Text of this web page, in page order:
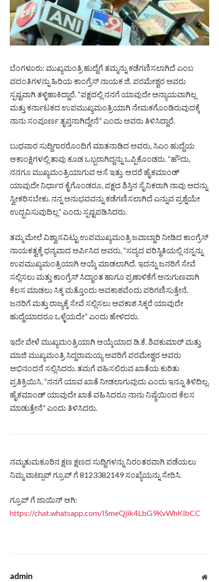
ಬೆಂಗಳೂರು: ಮುಖ್ಯಮಂತ್ರಿ ಹುದ್ದೆಗೆ ತಮ್ಮನ್ನು ಕಡೆಗಣಿಸಲಾಗಿದೆ ಎಂಬ
ವದಂತಿಗಳನ್ನು ಹಿರಿಯ ಕಾಂಗ್ರೆಸ್ ನಾಯಕ ಜಿ. ಪರಮೇಶ್ವರ ಅವರು
ಸ್ಪಷ್ಟವಾಗಿ ತಳ್ಳಿಹಾಕಿದ್ದಾರೆ. “ಪಕ್ಷದಲ್ಲಿ ನನಗೆ ಯಾವುದೇ ಅನ್ಯಾಯವಾಗಿಲ್ಲ
ಮತ್ತು ಕರ್ನಾಟಕದ ಉಪಮುಖ್ಯಮಂತ್ರಿಯಾಗಿ ನೇಮಕಗೊಂಡಿರುವುದಕ್ಕೆ
ನಾನು ಸಂಪೂರ್ಣ ತೃಪ್ತನಾಗಿದ್ದೇನೆ” ಎಂದು ಅವರು ತಿಳಿಸಿದ್ದಾರೆ.
ಬುಧವಾರ ಸುದ್ದಿಗಾರರೊಂದಿಗೆ ಮಾತನಾಡಿದ ಅವರು, ಸಿಎಂ ಹುದ್ದೆಯ
ಆಕಾಂಕ್ಷಿಗಳಲ್ಲಿ ತಾವು ಕೂಡ ಒಬ್ಬರಾಗಿದ್ದನ್ನು ಒಪ್ಪಿಕೊಂಡರು. “ಹೌದು,
ನನಗೂ ಮುಖ್ಯಮಂತ್ರಿಯಾಗುವ ಆಸೆ ಇತ್ತು. ಆದರೆ ಹೈಕಮಾಂಡ್
ಯಾವುದೇ ನಿರ್ಧಾರ ಕೈಗೊಂಡರೂ, ಪಕ್ಷದ ಶಿಸ್ತಿನ ಸೈನಿಕರಾಗಿ ನಾವು ಅದನ್ನು
ಸ್ವೀಕರಿಸಬೇಕು. ನನ್ನ ಅನುಭವವನ್ನು ಕಡೆಗಣಿಸಲಾಗಿದೆ ಎನ್ನುವ ಪ್ರಶ್ನೆಯೇ
ಉದ್ಭವಿಸುವುದಿಲ್ಲ” ಎಂದು ಸ್ಪಷ್ಟಪಡಿಸಿದರು.
ತಮ್ಮ ಮೇಲೆ ವಿಶ್ವಾಸವಿಟ್ಟು ಉಪಮುಖ್ಯಮಂತ್ರಿ ಜವಾಬ್ದಾರಿ ನೀಡಿದ ಕಾಂಗ್ರೆಸ್
ನಾಯಕತ್ವಕ್ಕೆ ಧನ್ಯವಾದ ಅರ್ಪಿಸಿದ ಅವರು, “ಸದ್ಯದ ಪರಿಸ್ಥಿತಿಯಲ್ಲಿ ನನ್ನನ್ನು
ಉಪಮುಖ್ಯಮಂತ್ರಿಯಾಗಿ ಆಯ್ಕೆ ಮಾಡಲಾಗಿದೆ. ಇದನ್ನು ಜನರಿಗೆ ಸೇವೆ
ಸಲ್ಲಿಸಲು ಮತ್ತು ಕಾಂಗ್ರೆಸ್ ಸಿದ್ಧಾಂತ ಹಾಗೂ ಪ್ರಣಾಳಿಕೆಗೆ ಅನುಗುಣವಾಗಿ
ಕೆಲಸ ಮಾಡಲು ಸಿಕ್ಕ ಮತ್ತೊಂದು ಅವಕಾಶವೆಂದು ಪರಿಗಣಿಸುತ್ತೇನೆ.
ಜನರಿಗೆ ಮತ್ತು ರಾಜ್ಯಕ್ಕೆ ಸೇವೆ ಸಲ್ಲಿಸಲು ಅವಕಾಶ ಸಿಕ್ಕರೆ ಯಾವುದೇ
ಹುದ್ದೆಯಾದರೂ ಒಳ್ಳೆಯದೇ” ಎಂದು ಹೇಳಿದರು.
ಇದೇ ವೇಳೆ ಮುಖ್ಯಮಂತ್ರಿಯಾಗಿ ಆಯ್ಕೆಯಾದ ಡಿ.ಕೆ. ಶಿವಕುಮಾರ್ ಮತ್ತು
ಮಾಜಿ ಮುಖ್ಯಮಂತ್ರಿ ಸಿದ್ದರಾಮಯ್ಯ ಅವರಿಗೆ ಪರಮೇಶ್ವರ ಅವರು
ಅಭಿನಂದನೆ ಸಲ್ಲಿಸಿದರು. ತಮಗೆ ವಹಿಸಲಿರುವ ಖಾತೆಯ ಕುರಿತು
ಪ್ರತಿಕ್ರಿಯಿಸಿ, “ನನಗೆ ಯಾವ ಖಾತೆ ನೀಡಲಾಗುವುದು ಎಂದು ಇನ್ನೂ ತಿಳಿದಿಲ್ಲ.
ಹೈಕಮಾಂಡ್ ಯಾವುದೇ ಖಾತೆ ವಹಿಸಿದರೂ ನಾನು ನಿಷ್ಠೆಯಿಂದ ಕೆಲಸ
ಮಾಡುತ್ತೇನೆ” ಎಂದು ತಿಳಿಸಿದರು.
ನಮ್ಮತುಮಕೂರಿನ ಕ್ಷಣ ಕ್ಷಣದ ಸುದ್ದಿಗಳನ್ನು ನಿರಂತರವಾಗಿ ಪಡೆಯಲು
ನಿಮ್ಮ ವಾಟ್ಸಾಪ್ ಗ್ರೂಪ್ ಗೆ 8123382149 ಸಂಖ್ಯೆಯನ್ನು ಸೇರಿಸಿ.
ಗ್ರೂಪ್ ಗೆ ಜಾಯಿನ್ ಆಗಿ:
https://chat.whatsapp.com/ISmeQjik4LbG9KvWhKlbCC
admin